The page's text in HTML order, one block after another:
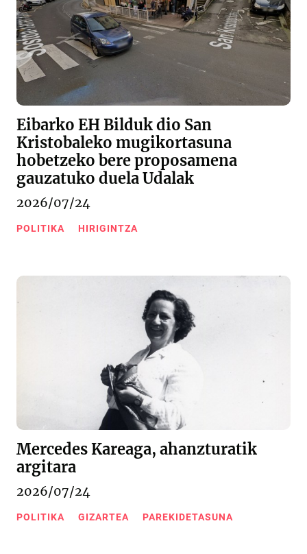
Eibarko EH Bilduk dio San
Kristobaleko mugikortasuna
hobetzeko bere proposamena
gauzatuko duela Udalak
2026/07/24
POLITIKA HIRIGINTZA
Mercedes Kareaga, ahanzturatik
argitara
2026/07/24
POLITIKA GIZARTEA PAREKIDETASUNA